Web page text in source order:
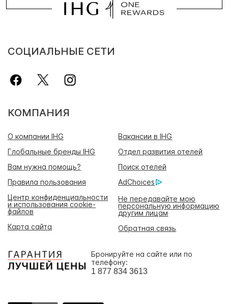
СОЦИАЛЬНЫЕ СЕТИ
КОМПАНИЯ
О компании IHG
Вакансии в IHG
Глобальные бренды IHG
Отдел развития отелей
Вам нужна помощь?
Поиск отелей
Правила пользования
AdChoices
Центр конфиденциальности
и использования cookie-
файлов
Не передавайте мою
персональную информацию
другим лицам
Карта сайта
Обратная связь
Бронируйте на сайте или по
телефону:
1 877 834 3613